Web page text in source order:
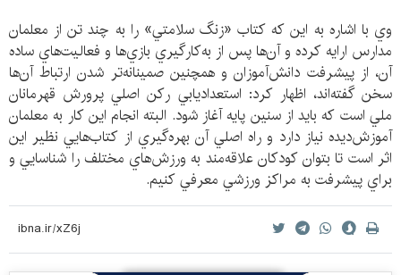
وي با اشاره به اين كه كتاب «زنگ سلامتي» را به چند تن از معلمان
مدارس ارايه كرده و آن‌ها پس از به‌كارگيري بازي‌ها و فعاليت‌هاي ساده
آن، از پيشرفت دانش‌آموزان و همچنين صمينانه‌تر شدن ارتباط آن‌ها
سخن گفته‌اند، اظهار كرد: استعداديابي ركن اصلي پرورش قهرمانان
ملي است كه بايد از سنين پايه آغاز شود. البته انجام اين كار به معلمان
آموزش‌ديده نياز دارد و راه اصلي آن بهره‌گيري از كتاب‌هايي نظير اين
اثر است تا بتوان كودكان علاقه‌مند به ورزش‌هاي مختلف را شناسايي و
براي پيشرفت به مراكز ورزشي معرفي كنيم.